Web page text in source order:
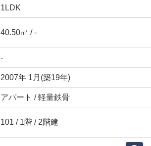
1LDK
40.50㎡ / -
-
2007年 1月(築19年)
アパート / 軽量鉄骨
101 / 1階 / 2階建